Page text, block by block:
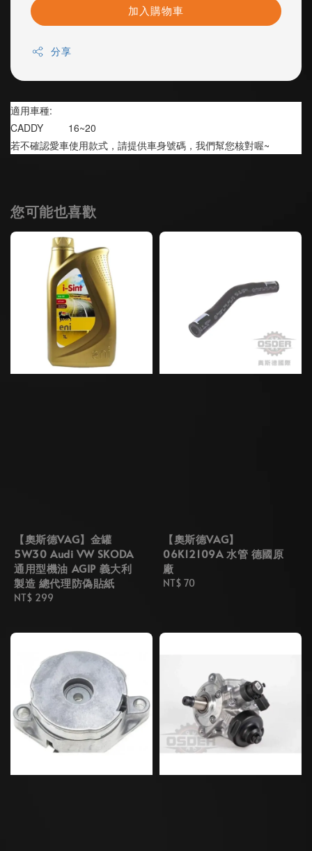
加入購物車
分享
適用車種:
CADDY         16~20
若不確認愛車使用款式，請提供車身號碼，我們幫您核對喔~
您可能也喜歡
【奧斯德VAG】金罐
5W30 Audi VW SKODA
通用型機油 AGIP 義大利
製造 總代理防偽貼紙
Regular
NT$ 299
【奧斯德VAG】
06K12109A 水管 德國原
廠
Regular
NT$ 70